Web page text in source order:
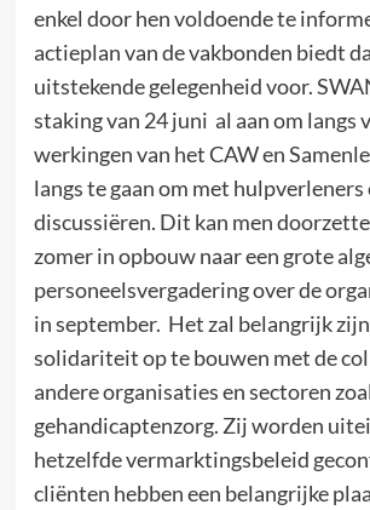
enkel door hen voldoende te
actieplan van de vakbonden biedt
uitstekende gelegenheid voor.
staking van 24 juni al aan om langs
werkingen van het CAW en
langs te gaan om met
discussiëren. Dit kan men
zomer in opbouw naar een grote
personeelsvergadering over de
in september. Het zal belangrijk
solidariteit op te bouwen met de
andere organisaties en sectoren
gehandicaptenzorg. Zij worden
hetzelfde vermarktingsbeleid
cliënten hebben een belangrijke